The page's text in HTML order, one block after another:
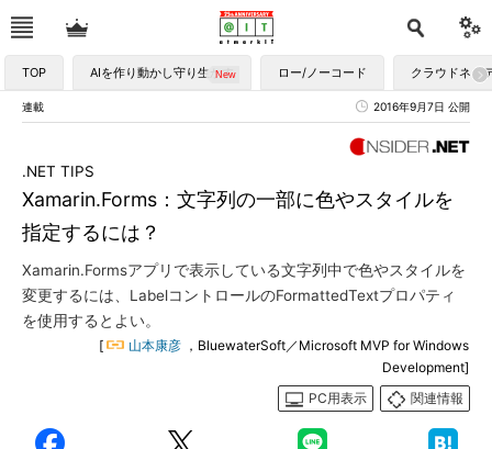
TOP AIを作り動かし守り生かす ロー/ノーコード クラウドネイ
連載 2016年9月7日 公開
Xamarin.Forms：文字列の一部に色やスタイルを
指定するには？
.NET TIPS
Xamarin.Formsアプリで表示している文字列中で色やスタイルを
変更するには、LabelコントロールのFormattedTextプロパティ
を使用するとよい。
[ 山本康彦 ，BluewaterSoft／Microsoft MVP for Windows
Development]
PC用表示
関連情報